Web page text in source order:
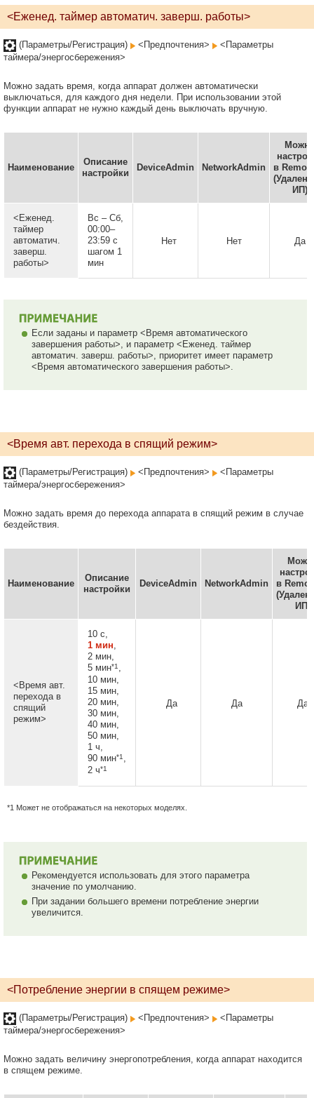
<Еженед. таймер автоматич. заверш. работы>
(Параметры/Регистрация) <Предпочтения>
<Параметры
таймера/энергосбережения>
Можно задать время, когда аппарат должен автоматически
выключаться, для каждого дня недели. При использовании этой
функции аппарат не нужно каждый день выключать вручную.
Наименование
Описание
настройки
DeviceAdmin NetworkAdmin
в
ИП)
<Еженед.
таймер
автоматич.
заверш.
работы>
Вс – Сб,
00:00–
23:59 с
шагом 1
мин
Нет Нет Да
Если заданы и параметр <Время автоматического
завершения работы>, и параметр <Еженед. таймер
автоматич. заверш. работы>, приоритет имеет параметр
<Время автоматического завершения работы>.
<Время авт. перехода в спящий режим>
(Параметры/Регистрация) <Предпочтения>
<Параметры
таймера/энергосбережения>
Можно задать время до перехода аппарата в спящий режим в случае
бездействия.
Наименование
Описание
настройки
DeviceAdmin NetworkAdmin
в
ИП)
<Время авт.
перехода в
спящий
режим>
10 с,
1 мин,
2 мин,
5 мин*1 ,
10 мин,
15 мин,
20 мин,
30 мин,
40 мин,
50 мин,
1 ч,
90 мин*1 ,
2 ч*1
Да Да Да
*1 Может не отображаться на некоторых моделях.
Рекомендуется использовать для этого параметра
значение по умолчанию.
При задании большего времени потребление энергии
увеличится.
<Потребление энергии в спящем режиме>
(Параметры/Регистрация) <Предпочтения>
<Параметры
таймера/энергосбережения>
Можно задать величину энергопотребления, когда аппарат находится
в спящем режиме.